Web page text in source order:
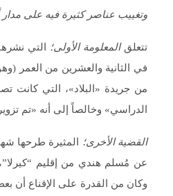
وتغييب عناصر كثيرة فيه على
تتعلقالمعلومة الأولى؛
الدراسي» وخالصاً إلى أنه «تم
القضية الأخرى؛
المثيرة طرحها
عن مُسلم هندي من إقليم
وكان من القدرة على الإقناع أن